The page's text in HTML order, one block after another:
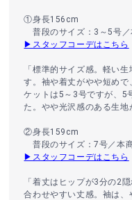
①身長156cm
普段のサイズ：3～5号
▶スタッフコーデはこちら
「標準的サイズ感。軽い
す。袖や着丈がやや短め
ケットは5～3号ですが、5
た。やや光沢感のある生地
②身長159cm
普段のサイズ：7号／本
▶スタッフコーデはこちら
「着丈はヒップが3分の2
合わせやすい丈感。袖は